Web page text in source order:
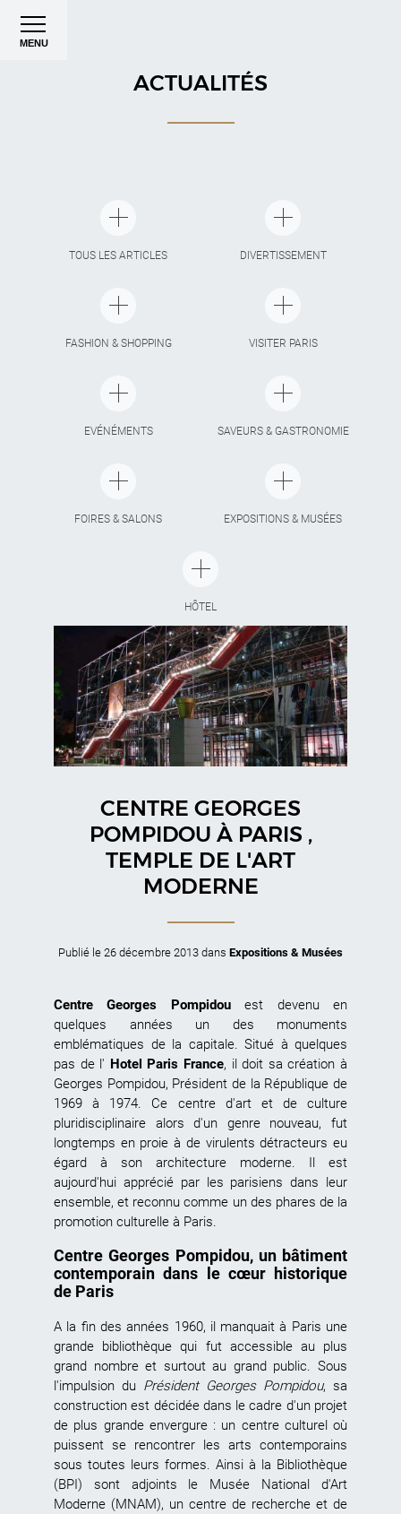
MENU
ACTUALITÉS
TOUS LES ARTICLES DIVERTISSEMENT
FASHION & SHOPPING VISITER PARIS
EVÉNÉMENTS SAVEURS & GASTRONOMIE
FOIRES & SALONS EXPOSITIONS & MUSÉES
HÔTEL
CENTRE GEORGES
POMPIDOU À PARIS ,
TEMPLE DE L'ART
MODERNE
Publié le 26 décembre 2013 dans Expositions & Musées
Centre Georges Pompidouest devenu en
quelques années un des monuments
emblématiques de la capitale. Situé à quelques
pas de l' Hotel Paris France, il doit sa création à
Georges Pompidou, Président de la République de
1969 à 1974. Ce centre d'art et de culture
pluridisciplinaire alors d'un genre nouveau, fut
longtemps en proie à de virulents détracteurs eu
égard à son architecture moderne. Il est
aujourd'hui apprécié par les parisiens dans leur
ensemble, et reconnu comme un des phares de la
promotion culturelle à Paris.
Centre Georges Pompidou, un bâtiment
contemporain dans le cœur historique
de Paris
A la fin des années 1960, il manquait à Paris une
grande bibliothèque qui fut accessible au plus
grand nombre et surtout au grand public. Sous
l'impulsion du Président Georges Pompidou, sa
construction est décidée dans le cadre d'un projet
de plus grande envergure : un centre cultureloù
puissent se rencontrer les arts contemporains
sous toutes leurs formes. Ainsi à la Bibliothèque
(BPI) sont adjoints le Musée National d'Art
Moderne (MNAM), un centre de recherche et de